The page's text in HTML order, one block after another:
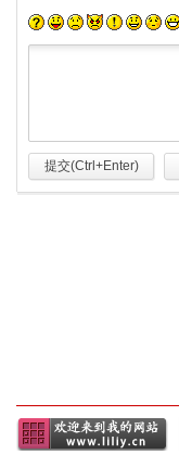
提交(Ctrl+Enter)